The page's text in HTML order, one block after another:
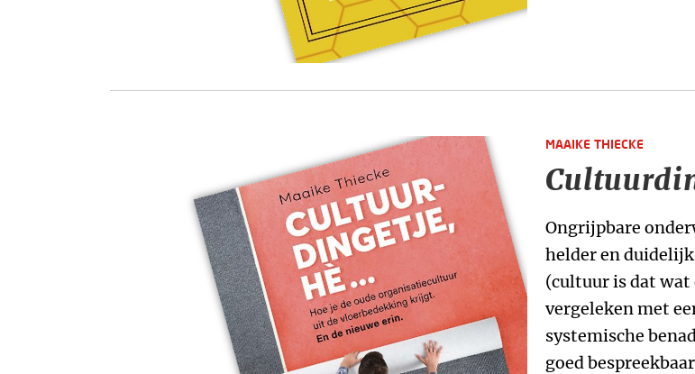
MAAIKE THIECKE
Ongrijpbare
helder en
(cultuur is dat
vergeleken met
systemische
goed